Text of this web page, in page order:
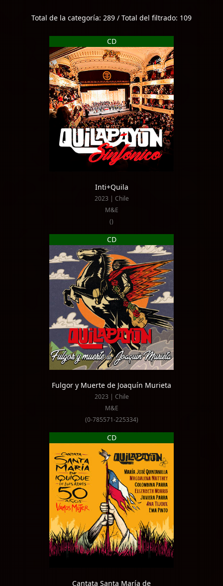
Total de la categoría: 289 / Total del filtrado: 109
CD
Inti+Quila
2023 | Chile
M&E
()
CD
Fulgor y Muerte de Joaquín Murieta
2023 | Chile
M&E
(0-785571-225334)
CD
Cantata Santa María de